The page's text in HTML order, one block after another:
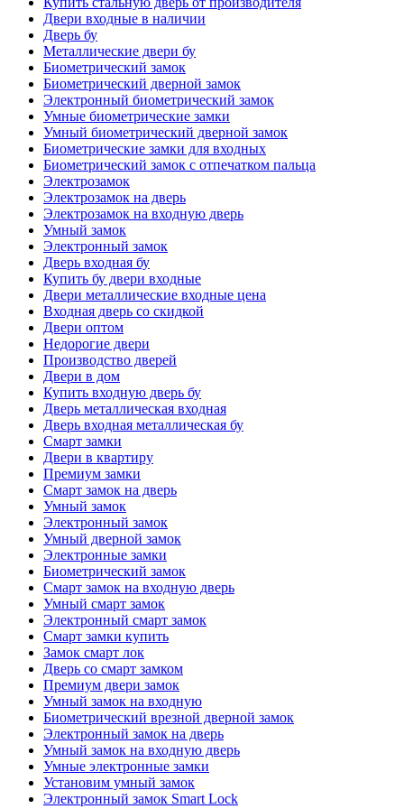
Двери входные в наличии
Дверь бу
Металлические двери бу
Биометрический замок
Биометрический дверной замок
Электронный биометрический замок
Умные биометрические замки
Умный биометрический дверной замок
Биометрические замки для входных
Биометрический замок с отпечатком пальца
Электрозамок
Электрозамок на дверь
Электрозамок на входную дверь
Умный замок
Электронный замок
Дверь входная бу
Купить бу двери входные
Двери металлические входные цена
Входная дверь со скидкой
Двери оптом
Недорогие двери
Производство дверей
Двери в дом
Купить входную дверь бу
Дверь металлическая входная
Дверь входная металлическая бу
Смарт замки
Двери в квартиру
Премиум замки
Смарт замок на дверь
Умный замок
Электронный замок
Умный дверной замок
Электронные замки
Биометрический замок
Смарт замок на входную дверь
Умный смарт замок
Электронный смарт замок
Смарт замки купить
Замок смарт лок
Дверь со смарт замком
Премиум двери замок
Умный замок на входную
Биометрический врезной дверной замок
Электронный замок на дверь
Умный замок на входную дверь
Умные электронные замки
Установим умный замок
Электронный замок Smart Lock